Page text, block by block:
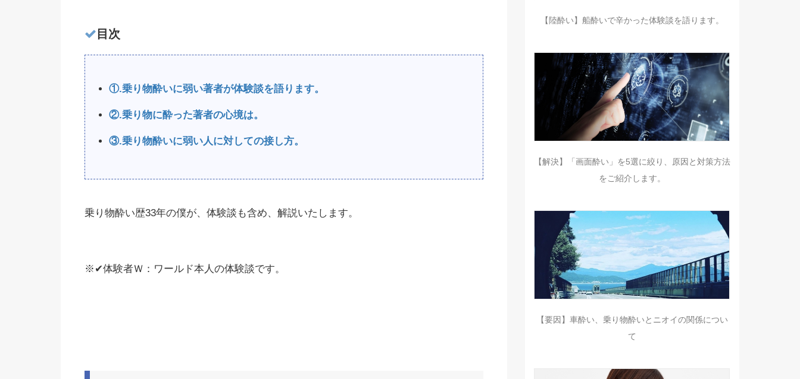
目次
①.乗り物酔いに弱い著者が体験談を語ります。
②.乗り物に酔った著者の心境は。
③.乗り物酔いに弱い人に対しての接し方。
乗り物酔い歴33年の僕が、体験談も含め、解説いたします。
※✔体験者Ｗ：ワールド本人の体験談です。
【陸酔い】船酔いで辛かった体験談を語ります。
【解決】「画面酔い」を5選に絞り、原因と対策方法
をご紹介します。
【要因】車酔い、乗り物酔いとニオイの関係につい
て